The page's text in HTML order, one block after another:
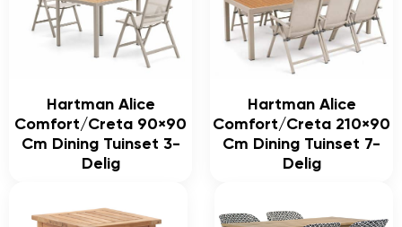
Hartman Alice
Comfort/Creta 90×90
Cm Dining Tuinset 3-
Delig
Hartman Alice
Comfort/Creta 210×90
Cm Dining Tuinset 7-
Delig